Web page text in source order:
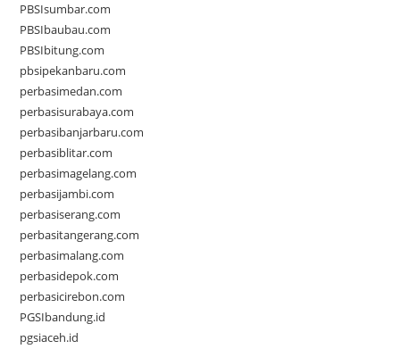
PBSIsumbar.com
PBSIbaubau.com
PBSIbitung.com
pbsipekanbaru.com
perbasimedan.com
perbasisurabaya.com
perbasibanjarbaru.com
perbasiblitar.com
perbasimagelang.com
perbasijambi.com
perbasiserang.com
perbasitangerang.com
perbasimalang.com
perbasidepok.com
perbasicirebon.com
PGSIbandung.id
pgsiaceh.id